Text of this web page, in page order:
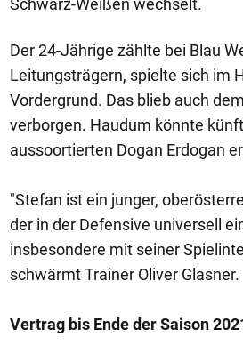
Schwarz-Weißen wechselt.
Der 24-Jährige zählte bei Blau
Leitungsträgern, spielte sich im
Vordergrund. Das blieb auch
verborgen. Haudum könnte
aussoortierten Dogan Erdogan
"Stefan ist ein junger,
der in der Defensive universell
insbesondere mit seiner
schwärmt Trainer Oliver Glasner.
Vertrag bis Ende der Saison